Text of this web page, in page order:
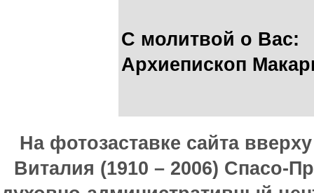
С молитвой о Вас:
Архиепископ
На фотозаставке сайта
Виталия (1910 – 2006) Спасо-